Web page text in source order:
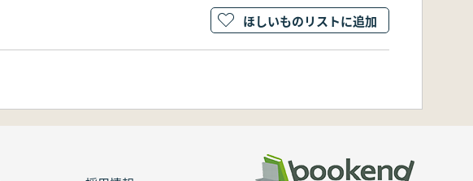
ほしいものリストに追加